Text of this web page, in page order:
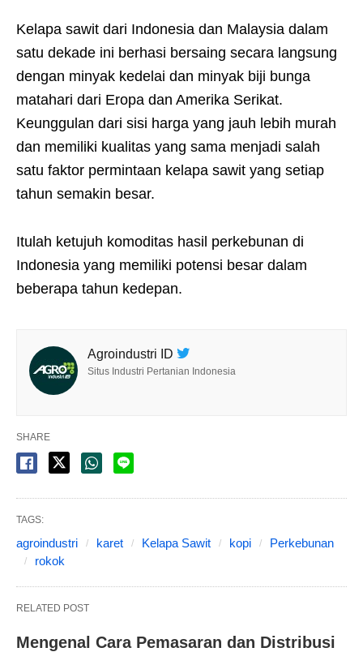
Kelapa sawit dari Indonesia dan Malaysia dalam
satu dekade ini berhasi bersaing secara langsung
dengan minyak kedelai dan minyak biji bunga
matahari dari Eropa dan Amerika Serikat.
Keunggulan dari sisi harga yang jauh lebih murah
dan memiliki kualitas yang sama menjadi salah
satu faktor permintaan kelapa sawit yang setiap
tahun semakin besar.
Itulah ketujuh komoditas hasil perkebunan di
Indonesia yang memiliki potensi besar dalam
beberapa tahun kedepan.
Agroindustri ID
Situs Industri Pertanian Indonesia
SHARE
TAGS:
agroindustri karet Kelapa Sawit kopi
Perkebunan
rokok
RELATED POST
Mengenal Cara Pemasaran dan Distribusi